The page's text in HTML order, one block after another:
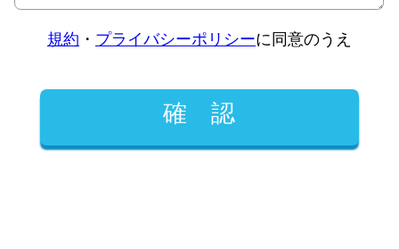
規約 ・ プライバシーポリシーに同意のうえ